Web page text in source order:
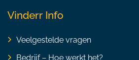
Vinderr Info
Veelgestelde vragen
Bedrijf – Hoe werkt het?